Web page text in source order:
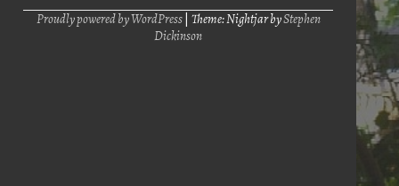
Proudly powered by WordPress| Theme: Nightjar byStephen
Dickinson